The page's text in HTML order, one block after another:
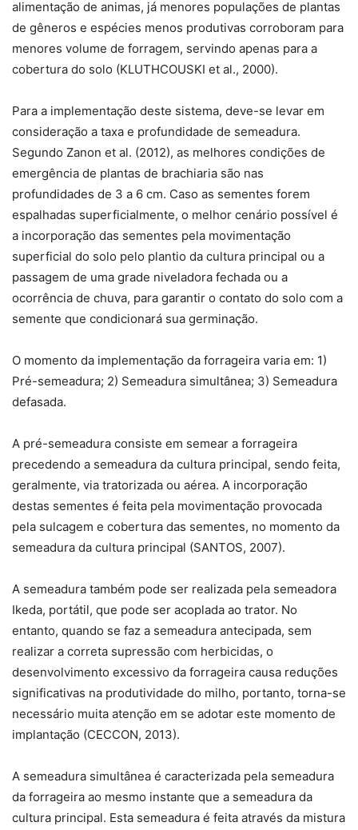
alimentação de animas, já menores populações de plantas
de gêneros e espécies menos produtivas corroboram para
menores volume de forragem, servindo apenas para a
cobertura do solo (KLUTHCOUSKI et al., 2000).
Para a implementação deste sistema, deve-se levar em
consideração a taxa e profundidade de semeadura.
Segundo Zanon et al. (2012), as melhores condições de
emergência de plantas de brachiaria são nas
profundidades de 3 a 6 cm. Caso as sementes forem
espalhadas superficialmente, o melhor cenário possível é
a incorporação das sementes pela movimentação
superficial do solo pelo plantio da cultura principal ou a
passagem de uma grade niveladora fechada ou a
ocorrência de chuva, para garantir o contato do solo com a
semente que condicionará sua germinação.
O momento da implementação da forrageira varia em: 1)
Pré-semeadura; 2) Semeadura simultânea; 3) Semeadura
defasada.
A pré-semeadura consiste em semear a forrageira
precedendo a semeadura da cultura principal, sendo feita,
geralmente, via tratorizada ou aérea. A incorporação
destas sementes é feita pela movimentação provocada
pela sulcagem e cobertura das sementes, no momento da
semeadura da cultura principal (SANTOS, 2007).
A semeadura também pode ser realizada pela semeadora
Ikeda, portátil, que pode ser acoplada ao trator. No
entanto, quando se faz a semeadura antecipada, sem
realizar a correta supressão com herbicidas, o
desenvolvimento excessivo da forrageira causa reduções
significativas na produtividade do milho, portanto, torna-se
necessário muita atenção em se adotar este momento de
implantação (CECCON, 2013).
A semeadura simultânea é caracterizada pela semeadura
da forrageira ao mesmo instante que a semeadura da
cultura principal. Esta semeadura é feita através da mistura